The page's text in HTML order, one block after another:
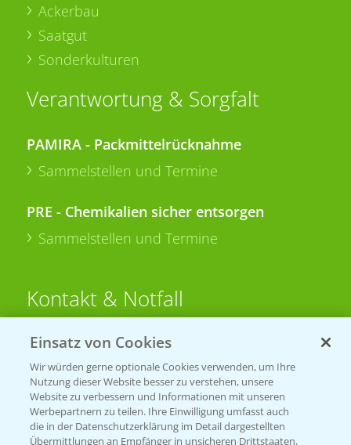
Ackerbau
Saatgut
Sonderkulturen
Verantwortung & Sorgfalt
PAMIRA - Packmittelrücknahme
Sammelstellen und Termine
PRE - Chemikalien sicher entsorgen
Sammelstellen und Termine
Kontakt & Notfall
Beratung auf WhatsApp
T.+49 (0)174 346 564 1
KONTAKT
Einsatz von Cookies
Wir würden gerne optionale Cookies verwenden, um Ihre
Nutzung dieser Website besser zu verstehen, unsere
Website zu verbessern und Informationen mit unseren
Werbepartnern zu teilen. Ihre Einwilligung umfasst auch
die in der Datenschutzerklärung im Detail dargestellten
Übermittlungen an Empfänger in unsicheren Drittstaaten,